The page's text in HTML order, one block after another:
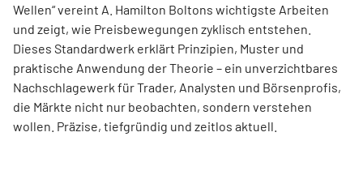
Wellen“ vereint A. Hamilton Boltons wichtigste Arbeiten
und zeigt, wie Preisbewegungen zyklisch entstehen.
Dieses Standardwerk erklärt Prinzipien, Muster und
praktische Anwendung der Theorie – ein unverzichtbares
Nachschlagewerk für Trader, Analysten und Börsenprofis,
die Märkte nicht nur beobachten, sondern verstehen
wollen. Präzise, tiefgründig und zeitlos aktuell.